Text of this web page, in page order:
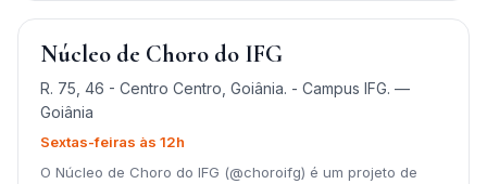
Núcleo de Choro do IFG
R. 75, 46 - Centro Centro, Goiânia. - Campus IFG. —
Goiânia
Sextas-feiras às 12h
O Núcleo de Choro do IFG (@choroifg) é um projeto de